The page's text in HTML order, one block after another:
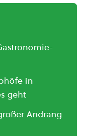
in
geht
Andrang